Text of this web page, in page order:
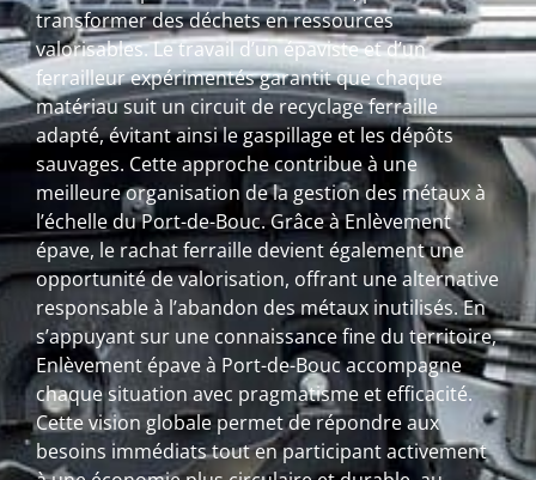
transformer des déchets en ressources
valorisables. Le travail d’un épaviste et d’un
ferrailleur expérimentés garantit que chaque
matériau suit un circuit de recyclage ferraille
adapté, évitant ainsi le gaspillage et les dépôts
sauvages. Cette approche contribue à une
meilleure organisation de la gestion des métaux à
l’échelle du Port-de-Bouc. Grâce à Enlèvement
épave, le rachat ferraille devient également une
opportunité de valorisation, offrant une alternative
responsable à l’abandon des métaux inutilisés. En
s’appuyant sur une connaissance fine du territoire,
Enlèvement épave à Port-de-Bouc accompagne
chaque situation avec pragmatisme et efficacité.
Cette vision globale permet de répondre aux
besoins immédiats tout en participant activement